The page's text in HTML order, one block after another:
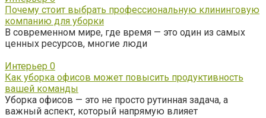
Почему стоит выбрать профессиональную клининговую
компанию для уборки
В современном мире, где время — это один из самых
ценных ресурсов, многие люди
Интерьер 0
Как уборка офисов может повысить продуктивность
вашей команды
Уборка офисов — это не просто рутинная задача, а
важный аспект, который напрямую влияет